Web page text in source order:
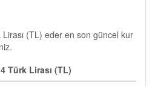
(TL) eder en son güncel kur
Türk Lirası (TL)